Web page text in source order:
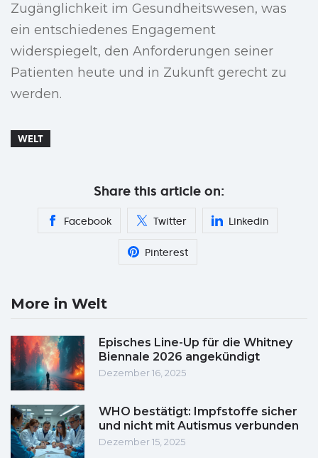
Zugänglichkeit im Gesundheitswesen, was
ein entschiedenes Engagement
widerspiegelt, den Anforderungen seiner
Patienten heute und in Zukunft gerecht zu
werden.
WELT
Share this article on:
Facebook Twitter Linkedin
Pinterest
More in Welt
Episches Line-Up für die Whitney
Biennale 2026 angekündigt
Dezember 16, 2025
WHO bestätigt: Impfstoffe sicher
und nicht mit Autismus verbunden
Dezember 15, 2025